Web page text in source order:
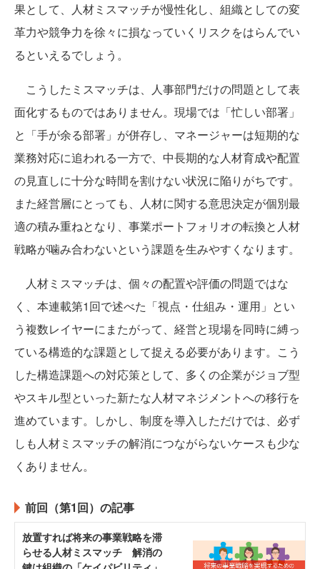
果として、人材ミスマッチが慢性化し、組織としての変
革力や競争力を徐々に損なっていくリスクをはらんでい
るといえるでしょう。
こうしたミスマッチは、人事部門だけの問題として表
面化するものではありません。現場では「忙しい部署」
と「手が余る部署」が併存し、マネージャーは短期的な
業務対応に追われる一方で、中長期的な人材育成や配置
の見直しに十分な時間を割けない状況に陥りがちです。
また経営層にとっても、人材に関する意思決定が個別最
適の積み重ねとなり、事業ポートフォリオの転換と人材
戦略が噛み合わないという課題を生みやすくなります。
人材ミスマッチは、個々の配置や評価の問題ではな
く、本連載第1回で述べた「視点・仕組み・運用」とい
う複数レイヤーにまたがって、経営と現場を同時に縛っ
ている構造的な課題として捉える必要があります。こう
した構造課題への対応策として、多くの企業がジョブ型
やスキル型といった新たな人材マネジメントへの移行を
進めています。しかし、制度を導入しただけでは、必ず
しも人材ミスマッチの解消につながらないケースも少な
くありません。
前回（第1回）の記事